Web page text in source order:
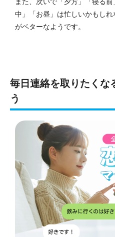
また、次いで「夕方」「寝る
中」「お昼」は忙しいかもし
がベターなようです。
毎日連絡を取りたくな
う